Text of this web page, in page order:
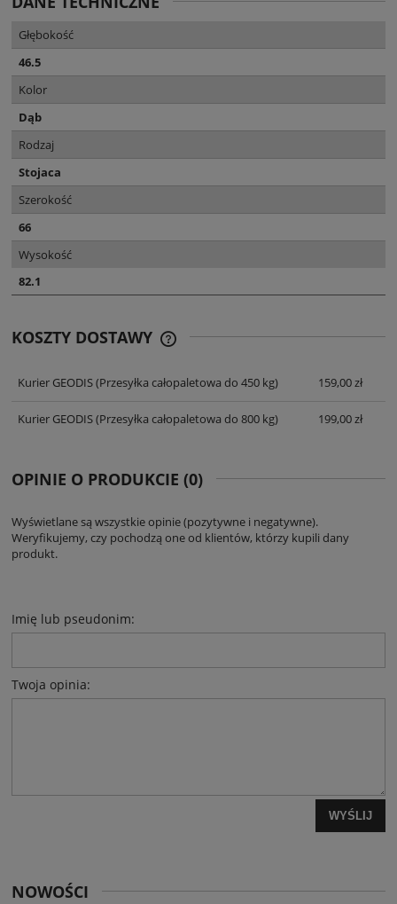
Głębokość
46.5
Kolor
Dąb
Rodzaj
Stojaca
Szerokość
66
Wysokość
82.1
KOSZTY DOSTAWY
Kurier GEODIS(Przesyłka całopaletowa do 450 kg) 159,00 zł
Kurier GEODIS(Przesyłka całopaletowa do 800 kg) 199,00 zł
OPINIE O PRODUKCIE (0)
Wyświetlane są wszystkie opinie (pozytywne i negatywne).
Weryfikujemy, czy pochodzą one od klientów, którzy kupili dany
produkt.
Imię lub pseudonim:
Twoja opinia:
WYŚLIJ
NOWOŚCI